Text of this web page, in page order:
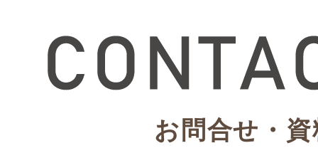
お問合せ・